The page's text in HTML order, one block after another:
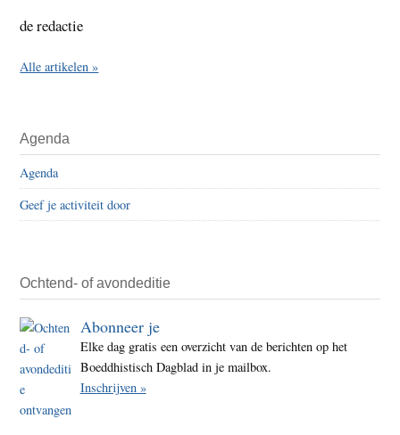
de redactie
Alle artikelen »
Agenda
Agenda
Geef je activiteit door
Ochtend- of avondeditie
Abonneer je
Elke dag gratis een overzicht van de berichten op het
Boeddhistisch Dagblad in je mailbox.
Inschrijven »